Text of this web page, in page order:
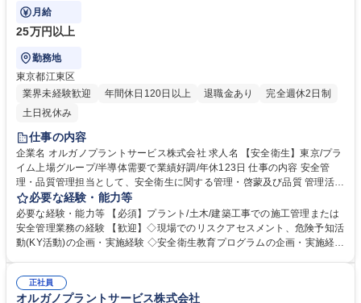
生教育も行うため、出張も発生します。
月給
25万円以上
勤務地
東京都江東区
業界未経験歓迎
年間休日120日以上 退職金あり
完全週休2日制
土日祝休み
仕事の内容
企業名 オルガノプラントサービス株式会社 求人名 【安全衛生】東京/プラ
イム上場グループ/半導体需要で業績好調/年休123日 仕事の内容 安全管
理・品質管理担当として、安全衛生に関する管理・啓蒙及び品質 管理活動
を担当します。各地の水処理施設の建設工事現場及び維持管理現場での安
全パトロールや安全衛生教育も行うため、出張も発生します。 ・会社の安
全衛生活動計画の立案および実施、運営 ・研修全般の実施 ・品質管理活
動（QC活動） ・その他品質に関わる業務 ◆日本全国の顧客に迅速な対応
上場グループ/半導体需要で業績好調/年休123日
必要な経験・能力等
必要な経験・能力等 【必須】プラント/土木/建築工事での施工管理または
安全管理業務の経験 【歓迎】◇現場でのリスクアセスメント、危険予知活
動(KY活動)の企画・実施経験 ◇安全衛生教育プログラムの企画・実施経験
成果・実力を公平に評価する資格等級格付制度を導入しています ★高度経
済成長期に普及した全国の多くの上下水道施設が老朽化、更新時期を迎え
正社員
オルガノプラントサービス株式会社